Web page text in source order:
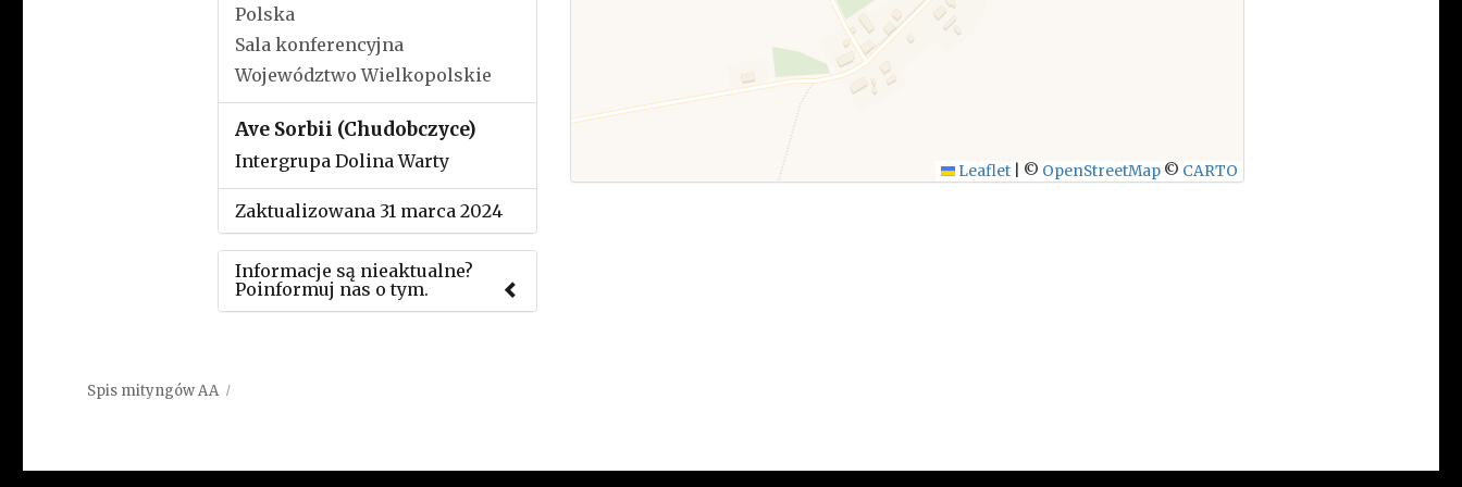
Polska
Sala konferencyjna
Województwo Wielkopolskie
Ave Sorbii (Chudobczyce)
Intergrupa Dolina Warty
Zaktualizowana 31 marca 2024
Informacje są nieaktualne?
Poinformuj nas o tym.
Leaflet © OpenStreetMap © CARTO
Spis mityngów AA